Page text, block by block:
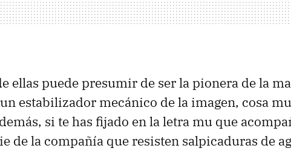
ellas puede presumir de ser la pionera de la
estabilizador mecánico de la imagen, cosa
si te has fijado en la letra mu que
de la compañía que resisten salpicaduras de